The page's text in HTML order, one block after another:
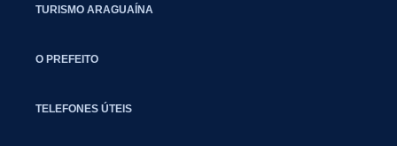
TURISMO ARAGUAÍNA
O PREFEITO
TELEFONES ÚTEIS